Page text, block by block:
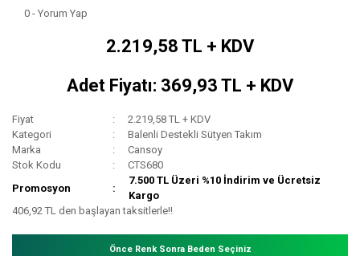
0 - Yorum Yap
2.219,58 TL + KDV
Adet Fiyatı: 369,93 TL + KDV
Fiyat
2.219,58 TL + KDV
Kategori
Balenli Destekli Sütyen Takım
Marka
Cansoy
Stok Kodu
CTS680
Promosyon
7.500 TL Üzeri %10 İndirim ve Ücretsiz
Kargo
406,92 TL den başlayan taksitlerle!!
Önce Renk Sonra Beden Seçiniz